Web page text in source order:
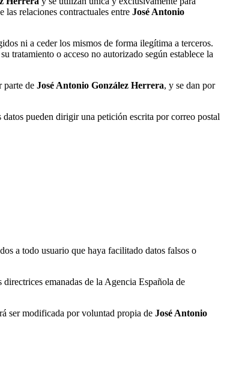
relaciones contractuales entre José Antonio
ni a ceder los mismos de forma ilegítima a terceros.
tratamiento o acceso no autorizado según establece la
parte de José Antonio González Herrera, y se dan por
pueden dirigir una petición escrita por correo postal
a todo usuario que haya facilitado datos falsos o
emanadas de la Agencia Española de
ser modificada por voluntad propia de José Antonio